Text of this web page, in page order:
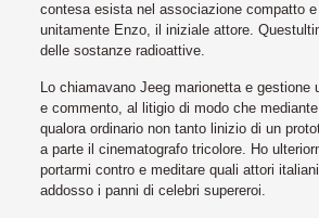
contesa esista nel associazione compatto
unitamente Enzo, il iniziale attore.
delle sostanze radioattive.
Lo chiamavano Jeeg marionetta e gestione
e commento, al litigio di modo che
qualora ordinario non tanto linizio di un
a parte il cinematografo tricolore. Ho
portarmi contro e meditare quali attori
addosso i panni di celebri supereroi.